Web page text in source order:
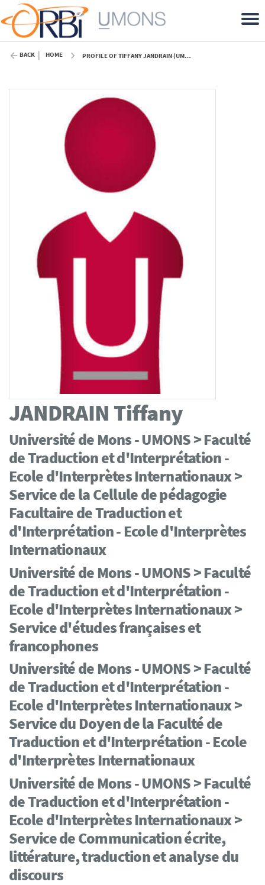
BACK HOME PROFILE OF TIFFANY JANDRAIN (UMONS)
JANDRAIN Tiffany
Université de Mons - UMONS > Faculté
de Traduction et d'Interprétation -
Ecole d'Interprètes Internationaux >
Service de la Cellule de pédagogie
Facultaire de Traduction et
d'Interprétation - Ecole d'Interprètes
Internationaux
Université de Mons - UMONS > Faculté
de Traduction et d'Interprétation -
Ecole d'Interprètes Internationaux >
Service d'études françaises et
francophones
Université de Mons - UMONS > Faculté
de Traduction et d'Interprétation -
Ecole d'Interprètes Internationaux >
Service du Doyen de la Faculté de
Traduction et d'Interprétation - Ecole
d'Interprètes Internationaux
Université de Mons - UMONS > Faculté
de Traduction et d'Interprétation -
Ecole d'Interprètes Internationaux >
Service de Communication écrite,
littérature, traduction et analyse du
discours